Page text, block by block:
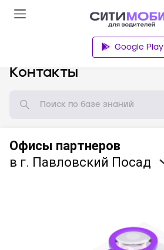
Google Play
Контакты
Офисы партнеров
в г. Павловский Посад